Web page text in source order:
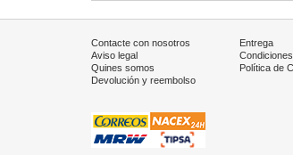
Contacte con nosotros
Entrega
Aviso legal
Quines somos
Política de
Devolución y reembolso